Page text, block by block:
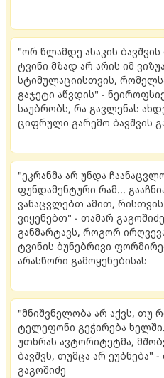
"ორ წლამდე ასაკის ბავშვის
ტვინი მზად არ არის იმ
სტიმულაციისთვის,
გაჯეტი აწვდის" -
საუბრობს, რა გავლენას
ციფრული გარემო ბავშვის
"ეკრანმა არ უნდა
ფუნდამენტური რამ...
ვანაცვლებთ ამით, რისთვის
ვიყენებთ" - თამარ გაგოშიძე
განმარტავს, როგორ
ტვინის ბუნებრივი
არასწორი გამოყენებისას
"მნიშვნელობა არ აქვს, თუ
ტელეფონი გეჭირება
უთხრას ავტორიტეტმა,
ბავშვს, თუმცა არ ეუბნება"
გაგოშიძე